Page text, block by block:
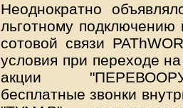
Неоднократно
льготному
сотовой связи
условия при переходе
акции
бесплатные звонки